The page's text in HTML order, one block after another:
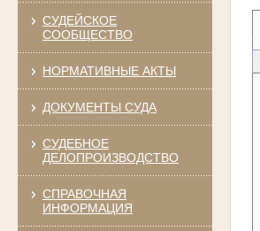
СУДЕЙСКОЕ
СООБЩЕСТВО
НОРМАТИВНЫЕ АКТЫ
ДОКУМЕНТЫ СУДА
СУДЕБНОЕ
ДЕЛОПРОИЗВОДСТВО
СПРАВОЧНАЯ
ИНФОРМАЦИЯ